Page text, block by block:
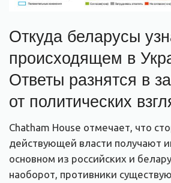
Откуда беларусы
происходящем в
Ответы разнятся в
от политических
Chatham House отмечает, что
действующей власти получают
основном из российских и
наоборот, противники